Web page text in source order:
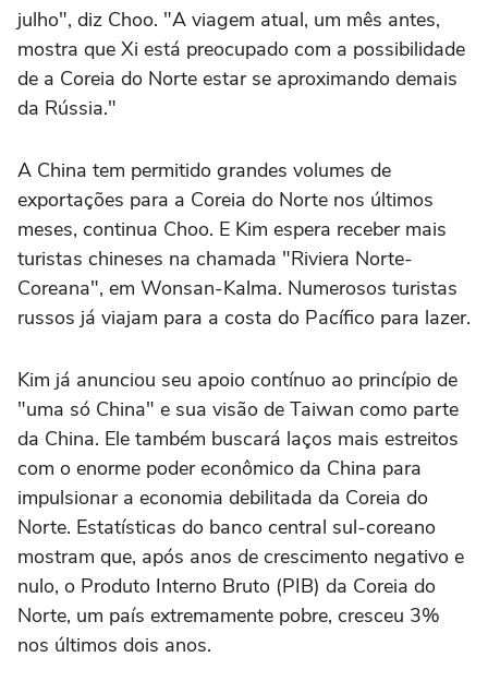
julho", diz Choo. "A viagem atual, um mês antes,
mostra que Xi está preocupado com a possibilidade
de a Coreia do Norte estar se aproximando demais
da Rússia."
A China tem permitido grandes volumes de
exportações para a Coreia do Norte nos últimos
meses, continua Choo. E Kim espera receber mais
turistas chineses na chamada "Riviera Norte-
Coreana", em Wonsan-Kalma. Numerosos turistas
russos já viajam para a costa do Pacífico para lazer.
Kim já anunciou seu apoio contínuo ao princípio de
"uma só China" e sua visão de Taiwan como parte
da China. Ele também buscará laços mais estreitos
com o enorme poder econômico da China para
impulsionar a economia debilitada da Coreia do
Norte. Estatísticas do banco central sul-coreano
mostram que, após anos de crescimento negativo e
nulo, o Produto Interno Bruto (PIB) da Coreia do
Norte, um país extremamente pobre, cresceu 3%
nos últimos dois anos.